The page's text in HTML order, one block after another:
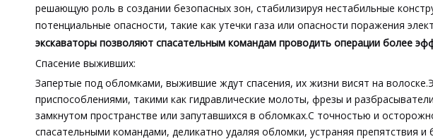
решающую роль в создании безопасных зон, стабилизируя нестабильные
потенциальные опасности, такие как утечки газа или опасности поражения
экскаваторы позволяют спасательным командам проводить операции более
Спасение выживших:
Запертые под обломками, выжившие ждут спасения, их жизни висят на
приспособлениями, такими как гидравлические молоты, фрезы и
замкнутом пространстве или запутавшихся в обломках.С точностью и
спасательными командами, деликатно удаляя обломки, устраняя препятствия